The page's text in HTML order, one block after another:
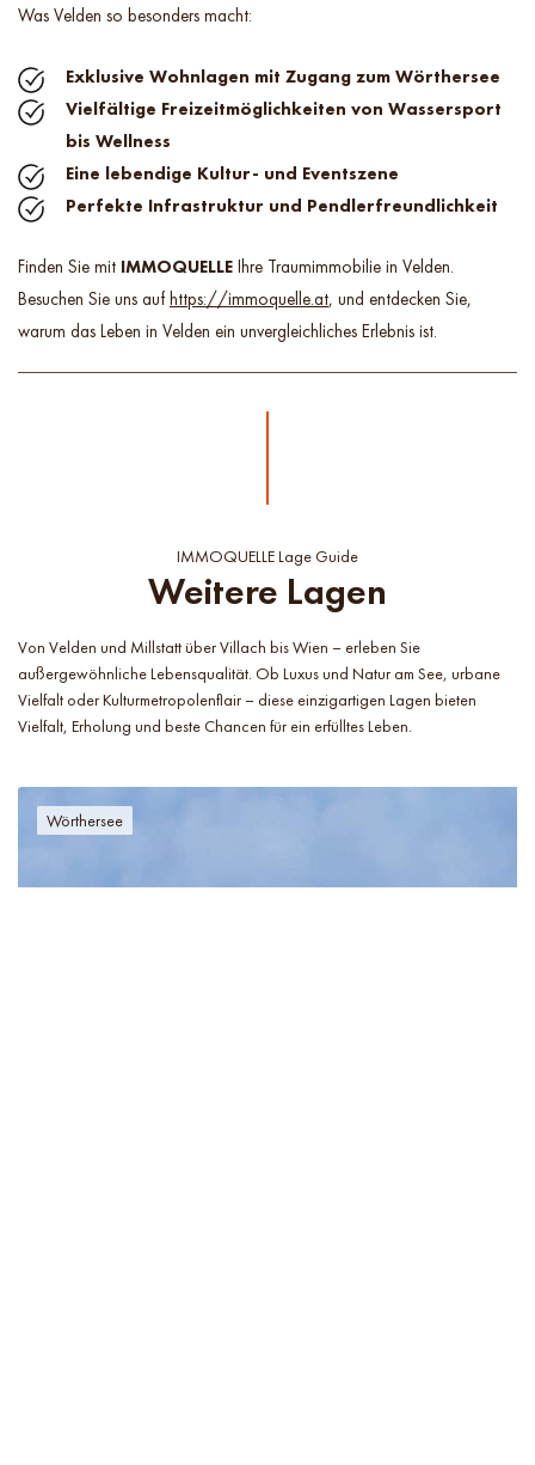
Was Velden so besonders macht:
Exklusive Wohnlagen mit Zugang zum Wörthersee
Vielfältige Freizeitmöglichkeiten von Wassersport
bis Wellness
Eine lebendige Kultur- und Eventszene
Perfekte Infrastruktur und Pendlerfreundlichkeit
Finden Sie mit IMMOQUELLE Ihre Traumimmobilie in Velden.
Besuchen Sie uns auf https://immoquelle.at, und entdecken Sie,
warum das Leben in Velden ein unvergleichliches Erlebnis ist.
IMMOQUELLE Lage Guide
Weitere Lagen
Von Velden und Millstatt über Villach bis Wien – erleben Sie
außergewöhnliche Lebensqualität. Ob Luxus und Natur am See, urbane
Vielfalt oder Kulturmetropolenflair – diese einzigartigen Lagen bieten
Vielfalt, Erholung und beste Chancen für ein erfülltes Leben.
Wörthersee